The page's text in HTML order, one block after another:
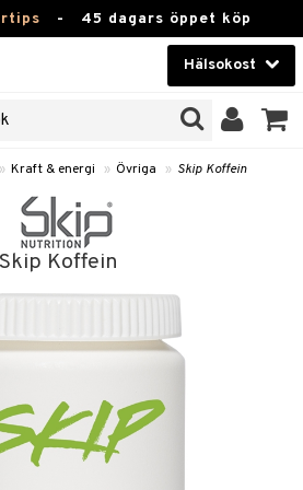
- 45 dagars öppet köp
Hälsokost
» Kraft & energi » Övriga » Skip Koffein
Skip Koffein